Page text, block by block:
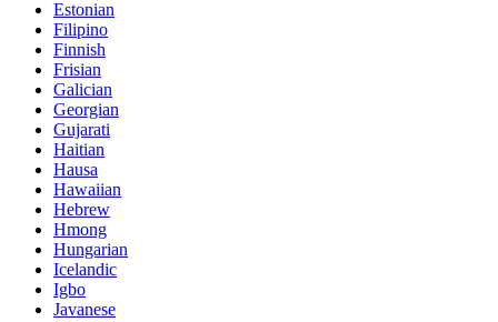
Estonian
Filipino
Finnish
Frisian
Galician
Georgian
Gujarati
Haitian
Hausa
Hawaiian
Hebrew
Hmong
Hungarian
Icelandic
Igbo
Javanese